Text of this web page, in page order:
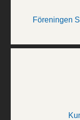
Föreningen